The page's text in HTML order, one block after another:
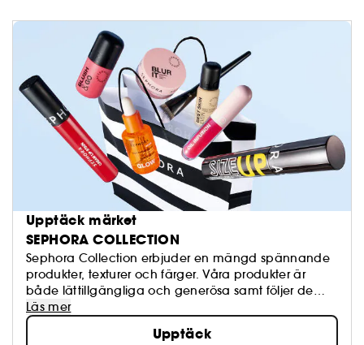
Upptäck märket
SEPHORA COLLECTION
Sephora Collection erbjuder en mängd spännande
produkter, texturer och färger. Våra produkter är
både lättillgängliga och generösa samt följer de
senaste trenderna och står för hög kvalité. Känn dig
fri att skapa och uppdatera din egen look närhelst
Läs mer
Upptäck